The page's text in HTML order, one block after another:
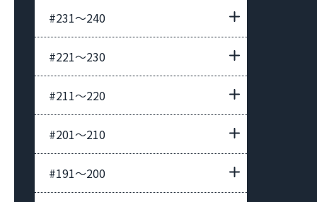
#231〜240
#221〜230
#211〜220
#201〜210
#191〜200